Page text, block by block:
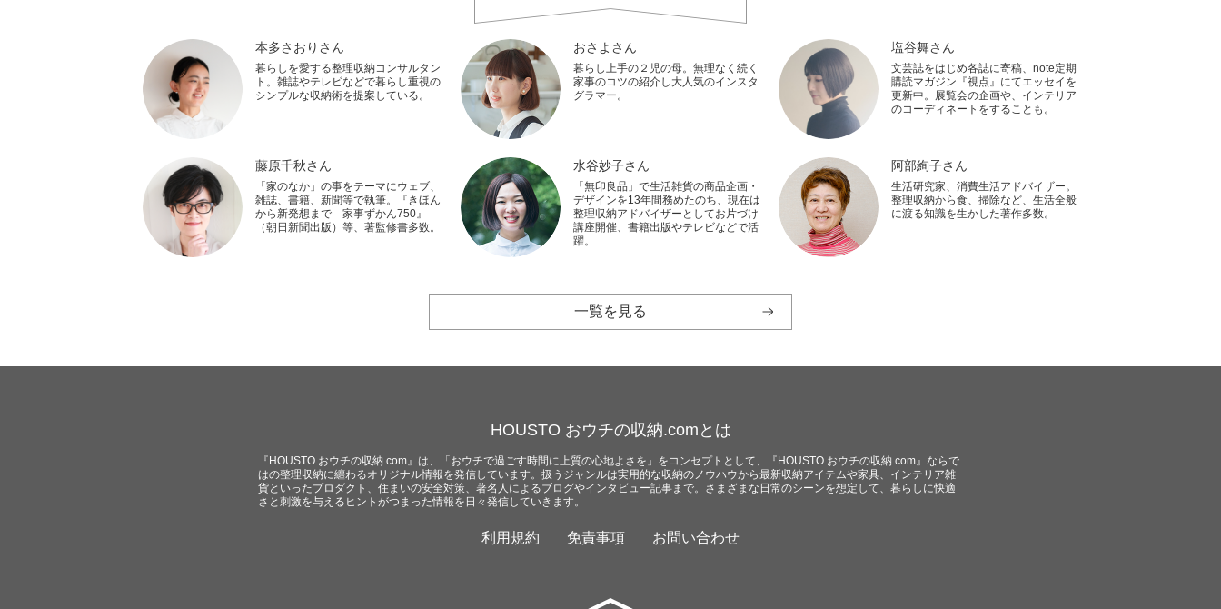
本多さおりさん
暮らしを愛する整理収納コンサルタン
ト。雑誌やテレビなどで暮らし重視の
シンプルな収納術を提案している。
おさよさん
暮らし上手の２児の母。無理なく続く
家事のコツの紹介し大人気のインスタ
グラマー。
塩谷舞さん
文芸誌をはじめ各誌に寄稿、note定期
購読マガジン『視点』にてエッセイを
更新中。展覧会の企画や、インテリア
のコーディネートをすることも。
藤原千秋さん
「家のなか」の事をテーマにウェブ、
雑誌、書籍、新聞等で執筆。『きほん
から新発想まで 家事ずかん750』
（朝日新聞出版）等、著監修書多数。
水谷妙子さん
「無印良品」で生活雑貨の商品企画・
デザインを13年間務めたのち、現在は
整理収納アドバイザーとしてお片づけ
講座開催、書籍出版やテレビなどで活
躍。
阿部絢子さん
生活研究家、消費生活アドバイザー。
整理収納から食、掃除など、生活全般
に渡る知識を生かした著作多数。
一覧を見る
HOUSTO おウチの収納.comとは
『HOUSTO おウチの収納.com』は、「おウチで過ごす時間に上質の心地よさを」をコンセプトとして、『HOUSTO おウチの収納.com』ならで
はの整理収納に纏わるオリジナル情報を発信しています。扱うジャンルは実用的な収納のノウハウから最新収納アイテムや家具、インテリア雑
貨といったプロダクト、住まいの安全対策、著名人によるブログやインタビュー記事まで。さまざまな日常のシーンを想定して、暮らしに快適
さと刺激を与えるヒントがつまった情報を日々発信していきます。
利用規約 免責事項 お問い合わせ